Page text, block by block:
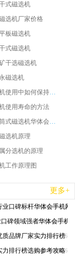
式磁选机
选机厂家价格
板磁选机
式磁选机
干选磁选机
磁选机
强磁磁选机使用中如何保持其顺畅运行
使用寿命的方法
山西永磁筒式磁选机华体会手机网页版-华体会(中国)
选机原理
分选机的原理
工作原理图
更多+
2026-06-26
口碑标杆华体会手机网
2026-06-26
碑领域强者华体会手机
2026-06-26
质品牌厂家实力排行榜
2026-06-26
力排行榜选购参考攻略